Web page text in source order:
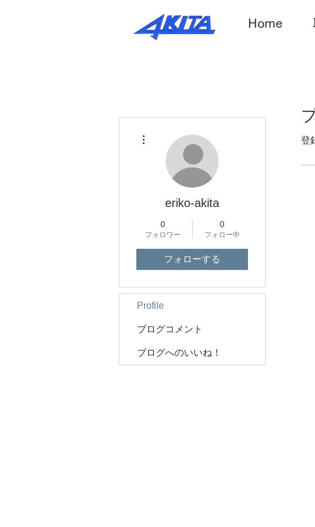
Home
登
eriko-akita
0
フォロワー
0
フォロー中
フォローする
Profile
ブログコメント
ブログへのいいね！